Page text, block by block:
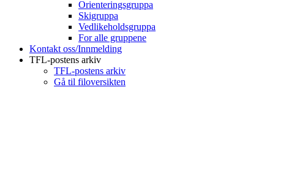
Orienteringsgruppa
Skigruppa
Vedlikeholdsgruppa
For alle gruppene
Kontakt oss/Innmelding
TFL-postens arkiv
TFL-postens arkiv
Gå til filoversikten